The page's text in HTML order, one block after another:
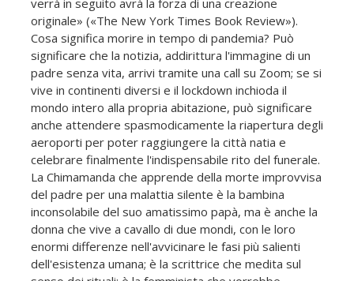
originale» («The New York Times Book Review»).
Cosa significa morire in tempo di pandemia? Può
significare che la notizia, addirittura l'immagine di un
padre senza vita, arrivi tramite una call su Zoom; se si
vive in continenti diversi e il lockdown inchioda il
mondo intero alla propria abitazione, può significare
anche attendere spasmodicamente la riapertura degli
aeroporti per poter raggiungere la città natia e
celebrare finalmente l'indispensabile rito del funerale.
La Chimamanda che apprende della morte improvvisa
del padre per una malattia silente è la bambina
inconsolabile del suo amatissimo papà, ma è anche la
donna che vive a cavallo di due mondi, con le loro
enormi differenze nell'avvicinare le fasi più salienti
dell'esistenza umana; è la scrittrice che medita sul